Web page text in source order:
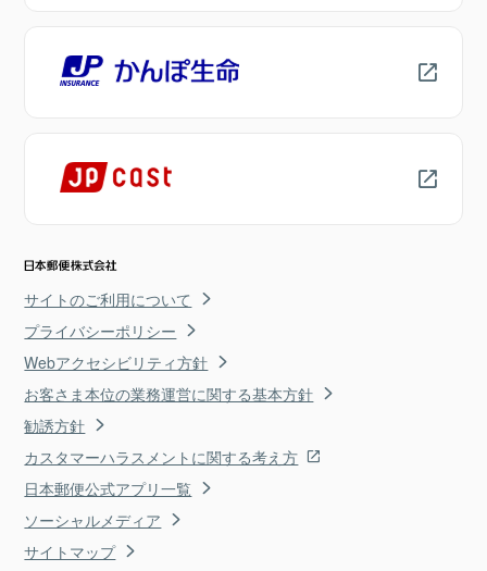
サイトのご利用について
プライバシーポリシー
Webアクセシビリティ方針
お客さま本位の業務運営に関する基本方針
勧誘方針
カスタマーハラスメントに関する考え方
日本郵便公式アプリ一覧
ソーシャルメディア
サイトマップ